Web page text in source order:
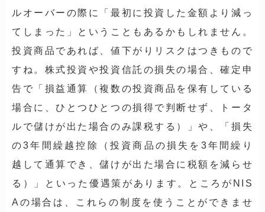
ルオーバーの際に「最初に投資した金額より減っ
てしまった」ということもあるかもしれません。
投資商品であれば、値下がりリスクはつきもので
すね。株式投資や投資信託の損失の場合、確定申
告で「 損益通算
（複数の投資商品を保有している
場合に、ひとつひとつの損得で判断せず、トータ
ルで儲けが出た場合のみ課税する）」や、「損失
の3年間繰越控除
（投資商品の損失を3年間繰り
越して通算でき、儲けが出た場合に税額を減らせ
る）」といった優遇策があります。ところがNIS
Aの場合は、これらの制度を使うことができませ